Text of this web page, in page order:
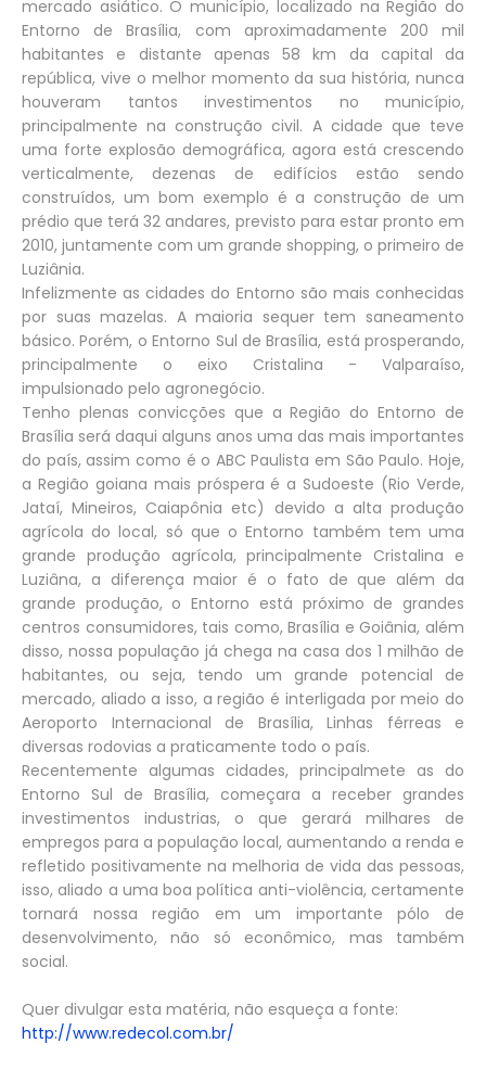
mercado asiático. O município, localizado na Região do
Entorno de Brasília, com aproximadamente 200 mil
habitantes e distante apenas 58 km da capital da
república, vive o melhor momento da sua história, nunca
houveram tantos investimentos no município,
principalmente na construção civil. A cidade que teve
uma forte explosão demográfica, agora está crescendo
verticalmente, dezenas de edifícios estão sendo
construídos, um bom exemplo é a construção de um
prédio que terá 32 andares, previsto para estar pronto em
2010, juntamente com um grande shopping, o primeiro de
Luziânia.
Infelizmente as cidades do Entorno são mais conhecidas
por suas mazelas. A maioria sequer tem saneamento
básico. Porém, o Entorno Sul de Brasília, está prosperando,
principalmente o eixo Cristalina - Valparaíso,
impulsionado pelo agronegócio.
Tenho plenas convicções que a Região do Entorno de
Brasília será daqui alguns anos uma das mais importantes
do país, assim como é o ABC Paulista em São Paulo. Hoje,
a Região goiana mais próspera é a Sudoeste (Rio Verde,
Jataí, Mineiros, Caiapônia etc) devido a alta produção
agrícola do local, só que o Entorno também tem uma
grande produção agrícola, principalmente Cristalina e
Luziâna, a diferença maior é o fato de que além da
grande produção, o Entorno está próximo de grandes
centros consumidores, tais como, Brasília e Goiânia, além
disso, nossa população já chega na casa dos 1 milhão de
habitantes, ou seja, tendo um grande potencial de
mercado, aliado a isso, a região é interligada por meio do
Aeroporto Internacional de Brasília, Linhas férreas e
diversas rodovias a praticamente todo o país.
Recentemente algumas cidades, principalmete as do
Entorno Sul de Brasília, começara a receber grandes
investimentos industrias, o que gerará milhares de
empregos para a população local, aumentando a renda e
refletido positivamente na melhoria de vida das pessoas,
isso, aliado a uma boa política anti-violência, certamente
tornará nossa região em um importante pólo de
desenvolvimento, não só econômico, mas também
social.
Quer divulgar esta matéria, não esqueça a fonte:
http://www.redecol.com.br/